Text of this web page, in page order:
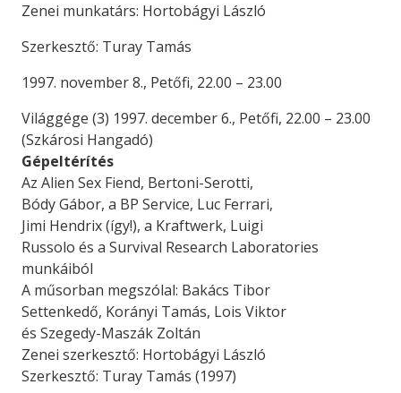
Zenei munkatárs: Hortobágyi László
Szerkesztő: Turay Tamás
1997. november 8., Petőfi, 22.00 – 23.00
Világgége (3) 1997. december 6., Petőfi, 22.00 – 23.00
(Szkárosi Hangadó)
Gépeltérítés
Az Alien Sex Fiend, Bertoni-Serotti,
Bódy Gábor, a BP Service, Luc Ferrari,
Jimi Hendrix (így!), a Kraftwerk, Luigi
Russolo és a Survival Research Laboratories
munkáiból
A műsorban megszólal: Bakács Tibor
Settenkedő, Korányi Tamás, Lois Viktor
és Szegedy-Maszák Zoltán
Zenei szerkesztő: Hortobágyi László
Szerkesztő: Turay Tamás (1997)